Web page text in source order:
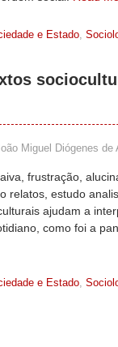
e Estado,
Miguel Diógenes de
frustração,
relatos, estudo
ajudam a
como foi a
e Estado,